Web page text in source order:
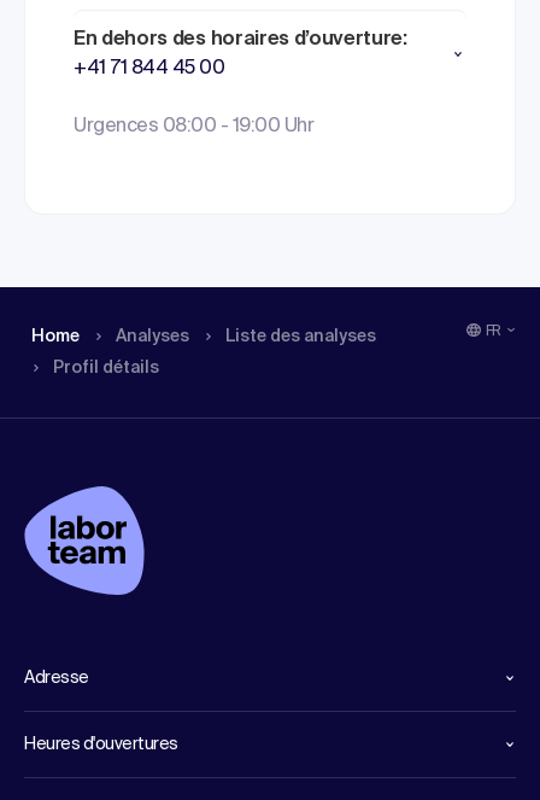
En dehors des horaires d’ouverture:
+41 71 844 45 00
Urgences 08:00 - 19:00 Uhr
Home Analyses
Liste des analyses
Profil détails
FR
Adresse
Heures d'ouvertures